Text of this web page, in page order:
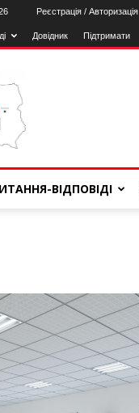
Реєстрація / Авторизація
Довідник Підтримати
ВІДПОВІДІ